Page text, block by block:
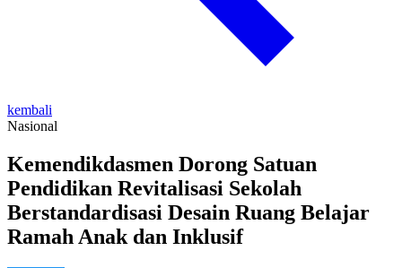
kembali
Nasional
Kemendikdasmen Dorong Satuan
Pendidikan Revitalisasi Sekolah
Berstandardisasi Desain Ruang Belajar
Ramah Anak dan Inklusif